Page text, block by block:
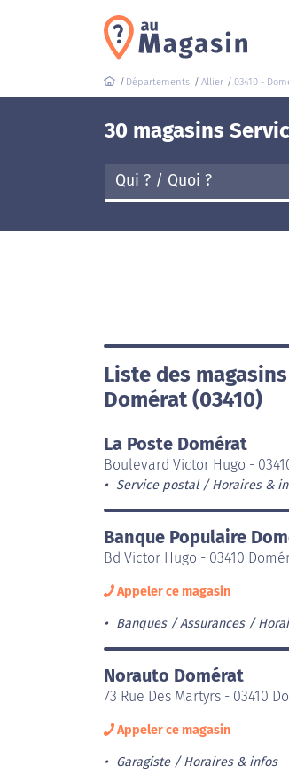
Départements Allier 03410 -
30 magasins
Liste des
Domérat (03410)
La Poste Domérat
Boulevard Victor Hugo -
Service postal Horaires &
Banque Populaire
Bd Victor Hugo - 03410
Appeler ce magasin
Banques / Assurances
Norauto Domérat
73 Rue Des Martyrs - 03410
Appeler ce magasin
Garagiste Horaires & infos